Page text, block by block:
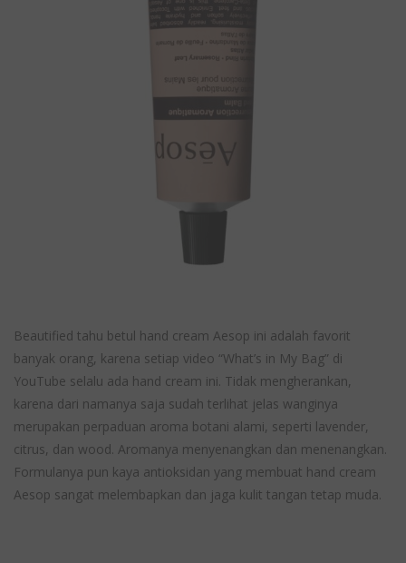
Beautified tahu betul hand cream Aesop ini adalah favorit
banyak orang, karena setiap video “What’s in My Bag” di
YouTube selalu ada hand cream ini. Tidak mengherankan,
karena dari namanya saja sudah terlihat jelas wanginya
merupakan perpaduan aroma botani alami, seperti lavender,
citrus, dan wood. Aromanya menyenangkan dan menenangkan.
Formulanya pun kaya antioksidan yang membuat hand cream
Aesop sangat melembapkan dan jaga kulit tangan tetap muda.